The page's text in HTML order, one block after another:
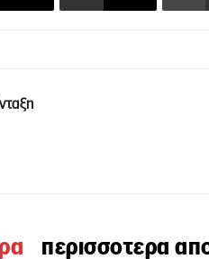
περισσοτερα